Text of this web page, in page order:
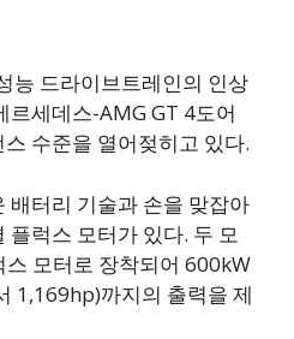
능 드라이브트레인의 인상
르세데스-AMG GT 4도어
수준을 열어젖히고 있다.
배터리 기술과 손을 맞잡아
플럭스 모터가 있다. 두 모
모터로 장착되어 600kW
1,169hp)까지의 출력을 제